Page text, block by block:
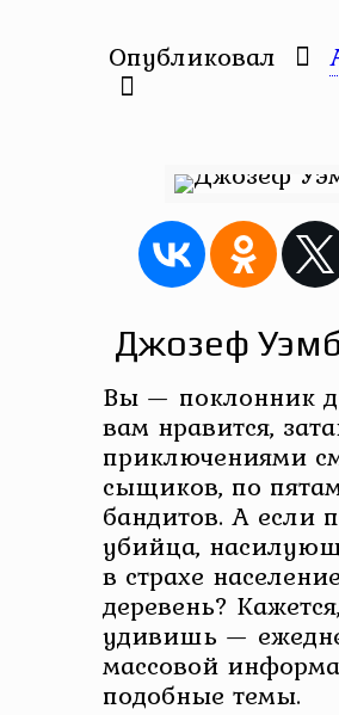
Опубликовал
Джозеф
Вы — поклонник
вам нравится,
приключениями
сыщиков, по
бандитов. А если
убийца,
в страхе
деревень?
удивишь —
массовой
подобные темы.